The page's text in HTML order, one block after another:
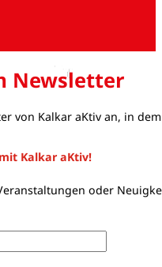
Newsletter
von Kalkar aKtiv an, in
Kalkar aKtiv!
oder